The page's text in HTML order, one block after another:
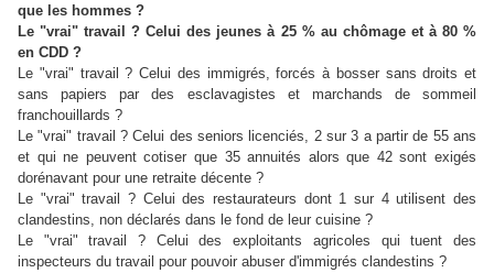
que les hommes ?
Le "vrai" travail ? Celui des jeunes à 25 % au chômage et à 80 %
en CDD ?
Le "vrai" travail ? Celui des immigrés, forcés à bosser sans droits et
sans papiers par des esclavagistes et marchands de sommeil
franchouillards ?
Le "vrai" travail ? Celui des seniors licenciés, 2 sur 3 a partir de 55 ans
et qui ne peuvent cotiser que 35 annuités alors que 42 sont exigés
dorénavant pour une retraite décente ?
Le "vrai" travail ? Celui des restaurateurs dont 1 sur 4 utilisent des
clandestins, non déclarés dans le fond de leur cuisine ?
Le "vrai" travail ? Celui des exploitants agricoles qui tuent des
inspecteurs du travail pour pouvoir abuser d'immigrés clandestins ?